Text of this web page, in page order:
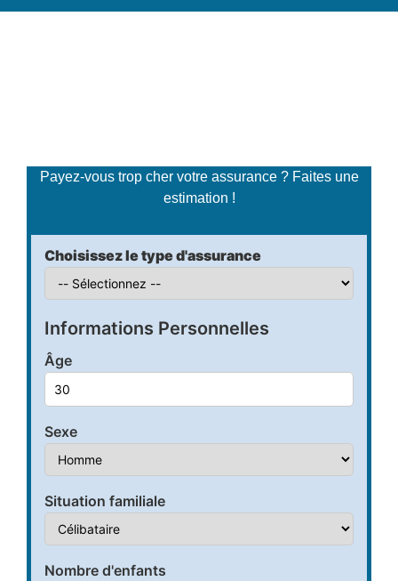
Payez-vous trop cher votre assurance ? Faites une
estimation !
Choisissez le type d'assurance
Informations Personnelles
Âge
Sexe
Situation familiale
Nombre d'enfants